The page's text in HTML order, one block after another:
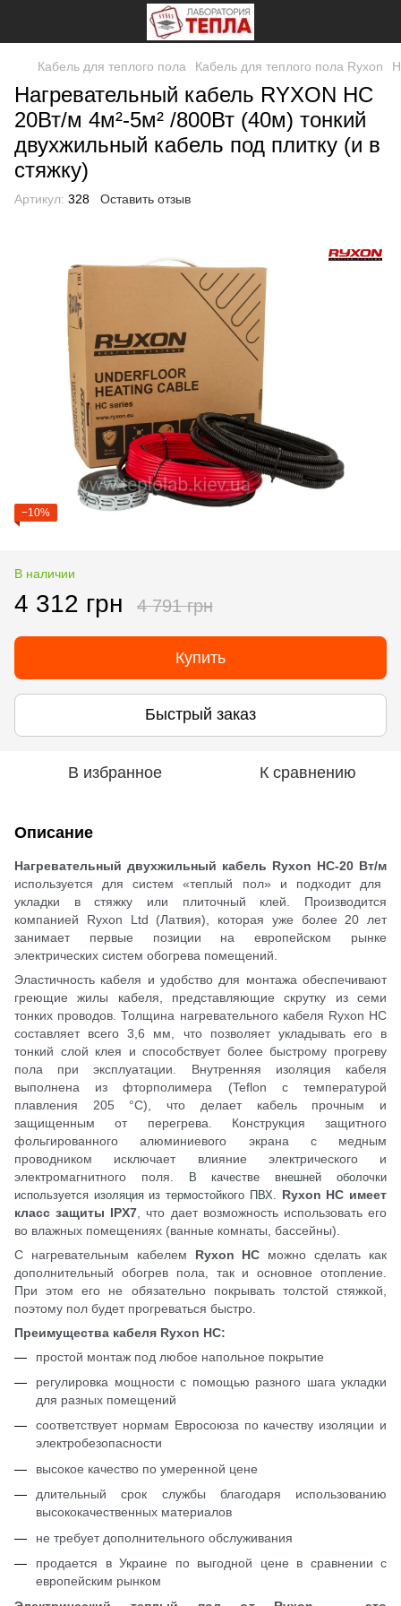
Кабель для теплого пола Кабель для теплого пола Ryxon
Нагревательный кабель RYXON HC
20Вт/м 4м²-5м² /800Вт (40м) тонкий
двухжильный кабель под плитку (и в
стяжку)
Артикул: 328 Оставить отзыв
−10%
В наличии
4 312 грн 4 791 грн
Купить
Быстрый заказ
В избранное К сравнению
Описание
Нагревательный двухжильный кабель Ryxon HС-20 Вт/м
используется для систем «теплый пол» и подходит для
укладки в стяжку или плиточный клей. Производится
компанией Ryxon Ltd (Латвия), которая уже более 20 лет
занимает первые позиции на европейском рынке
электрических систем обогрева помещений.
Эластичность кабеля и удобство для монтажа обеспечивают
греющие жилы кабеля, представляющие скрутку из семи
тонких проводов. Толщина нагревательного кабеля Ryxon HС
составляет всего 3,6 мм, что позволяет укладывать его в
тонкий слой клея и способствует более быстрому прогреву
пола при эксплуатации. Внутренняя изоляция кабеля
выполнена из фторполимера (Teflon с температурой
плавления 205 °C), что делает кабель прочным и
защищенным от перегрева. Конструкция защитного
фольгированного алюминиевого экрана с медным
проводником исключает влияние электрического и
электромагнитного поля.
В качестве внешней оболочки
используется изоляция из термостойкого ПВХ. Ryxon HС имеет
класс защиты IPX7 , что дает возможность использовать его
во влажных помещениях (ванные комнаты, бассейны).
С нагревательным кабелем Ryxon HС можно сделать как
дополнительный обогрев пола, так и основное отопление.
При этом его не обязательно покрывать толстой стяжкой,
поэтому пол будет прогреваться быстро.
Преимущества кабеля Ryxon HС:
простой монтаж под любое напольное покрытие
регулировка мощности с помощью разного шага укладки
для разных помещений
соответствует нормам Евросоюза по качеству изоляции и
электробезопасности
высокое качество по умеренной цене
длительный срок службы благодаря использованию
высококачественных материалов
не требует дополнительного обслуживания
продается в Украине по выгодной цене в сравнении с
европейским рынком